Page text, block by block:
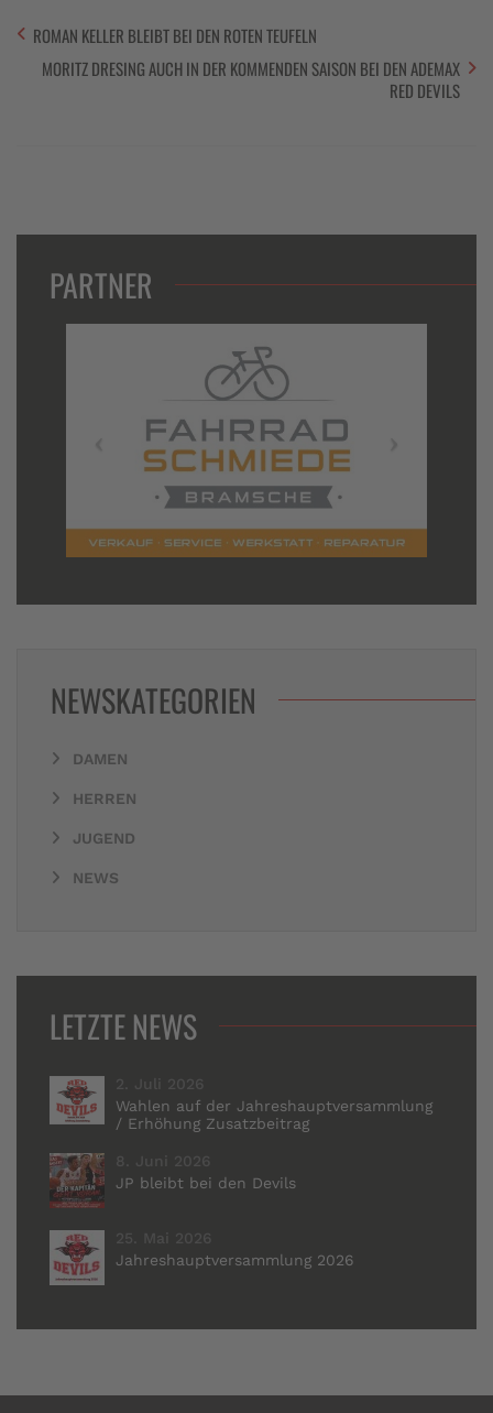
ROMAN KELLER BLEIBT BEI DEN ROTEN TEUFELN
MORITZ DRESING AUCH IN DER KOMMENDEN SAISON BEI DEN ADEMAX
RED DEVILS
PARTNER
NEWSKATEGORIEN
DAMEN
HERREN
JUGEND
NEWS
LETZTE NEWS
2. Juli 2026
Wahlen auf der Jahreshauptversammlung
/ Erhöhung Zusatzbeitrag
8. Juni 2026
JP bleibt bei den Devils
25. Mai 2026
Jahreshauptversammlung 2026